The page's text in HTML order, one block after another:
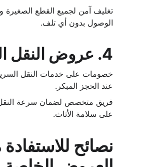
تغليف آمن لجميع القطع الصغيرة
الوصول بدون أي تلف.
4. عروض النقل
خصومات على خدمات النقل
عند الحجز المبكر.
فريق متخصص لضمان سرعة
على سلامة الأثاث.
نصائح